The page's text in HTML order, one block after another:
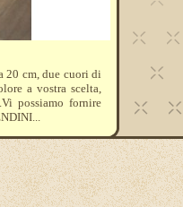
20 cm, due cuori di
a vostra scelta,
possiamo fornire